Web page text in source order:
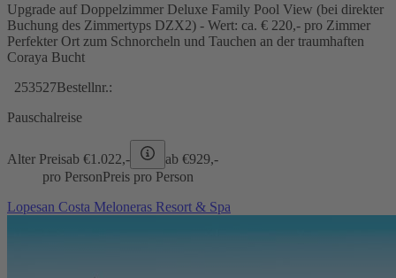
Upgrade auf Doppelzimmer Deluxe Family Pool View (bei direkter
Buchung des Zimmertyps DZX2) - Wert: ca. € 220,- pro Zimmer
Perfekter Ort zum Schnorcheln und Tauchen an der traumhaften
Coraya Bucht
253527Bestellnr.:
Pauschalreise
Alter Preisab €1.022,- ab €929,-
pro PersonPreis pro Person
Lopesan Costa Meloneras Resort & Spa